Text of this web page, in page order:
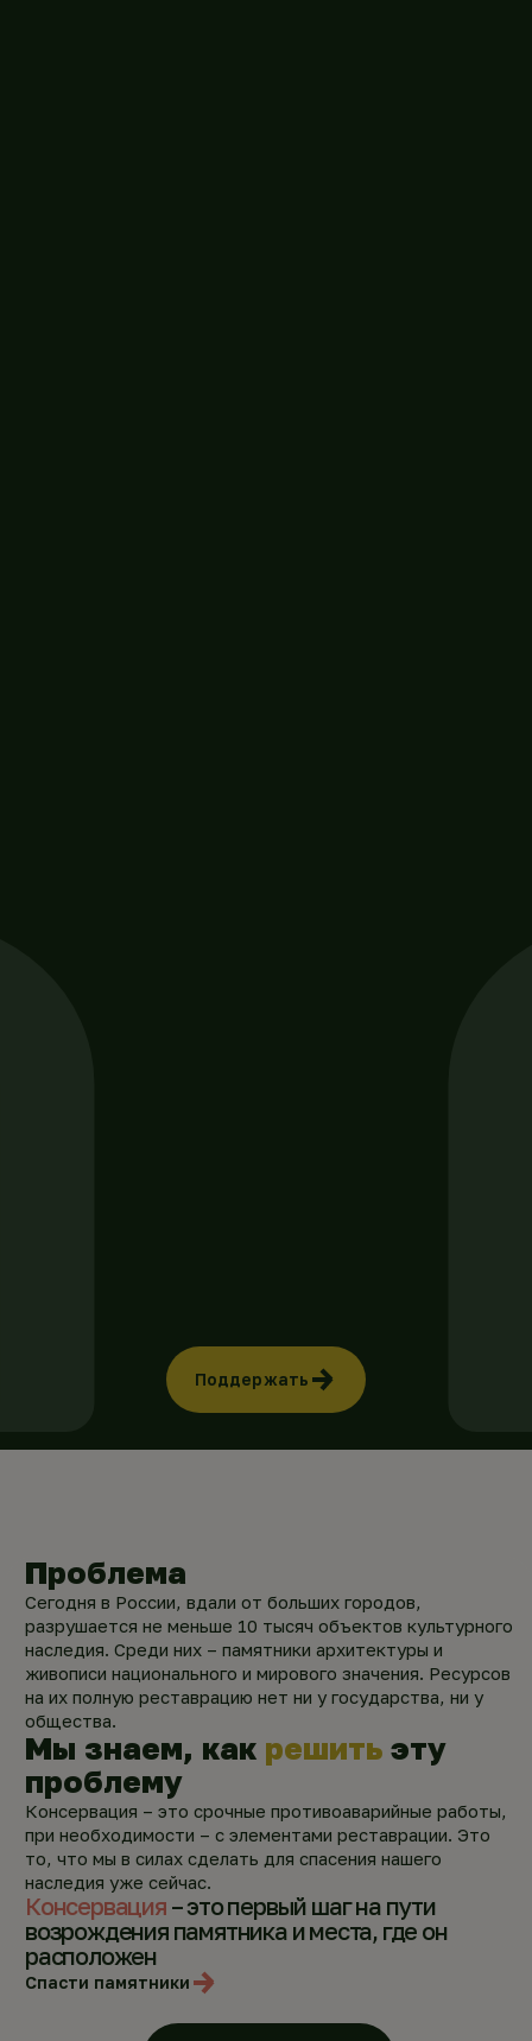
Поддержать
Проблема
Сегодня в России, вдали от больших городов,
разрушается не меньше 10 тысяч объектов культурного
наследия. Среди них – памятники архитектуры и
живописи национального и мирового значения. Ресурсов
на их полную реставрацию нет ни у государства, ни у
общества.
Мы знаем, как решить эту
проблему
Консервация – это срочные противоаварийные работы,
при необходимости – с элементами реставрации. Это
то, что мы в силах сделать для спасения нашего
наследия уже сейчас.
Консервация– это первый шаг на пути
возрождения памятника и места, где он
расположен
Спасти памятники